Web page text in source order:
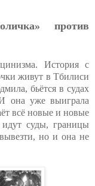
против
История с
живут в Тбилиси
бьётся в судах
она уже выиграла
всё новые и новые
идут суды, границы
но и она не